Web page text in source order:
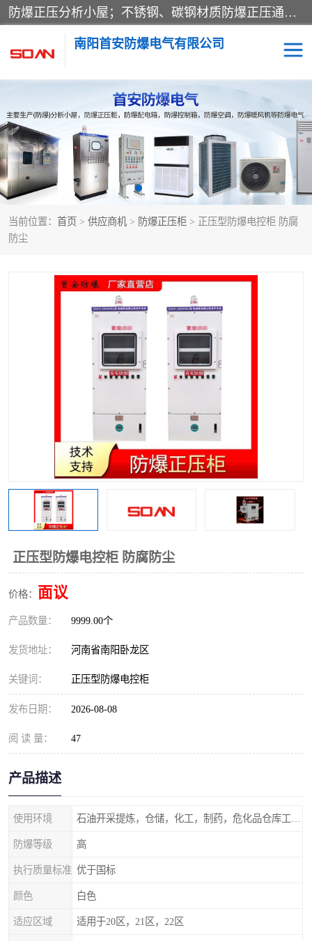
防爆正压分析小屋；不锈钢、碳钢材质防爆正压通风柜，分上下、左右、外挂三种款式；立式、挂式防爆配电柜体；不锈钢、碳钢防爆变频、磁力、星三角启动器；不锈钢、碳钢、铸铝防爆控制箱柜；可操作按键、多块式防爆仪表箱；多材质防爆接线箱；台式防爆电脑、防爆监视器。产品适配石油、化工、煤炭、电力、纺织、酿酒、航天、铁路、冶金、船舶、消防、市政等多行业工况使用。
南阳首安防爆电气有限公司
当前位置： 首页 > 供应商机 > 防爆正压柜 > 正压型防爆电控柜 防腐
防尘
正压型防爆电控柜 防腐防尘
价格： 面议
产品数量： 9999.00个
发货地址： 河南省南阳卧龙区
关键词： 正压型防爆电控柜
发布日期： 2026-08-08
阅 读 量： 47
产品描述
使用环境
防爆等级 高
执行质量标准 优于国标
颜色 白色
适应区域 适用于20区，21区，22区
防爆小屋 防爆正压柜
防爆空调 防爆配电箱
防爆控制箱 防爆接线箱
防爆操作柱 防爆监视显示器